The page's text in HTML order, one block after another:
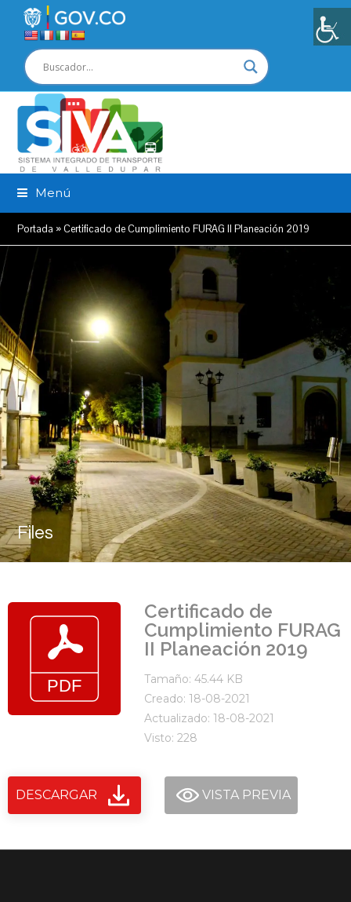
Menú
Portada »Certificado de Cumplimiento FURAG II Planeación 2019
Files
Certificado de
Cumplimiento FURAG
II Planeación 2019
Tamaño: 45.44 KB
Creado: 18-08-2021
Actualizado: 18-08-2021
Visto: 228
DESCARGAR VISTA PREVIA